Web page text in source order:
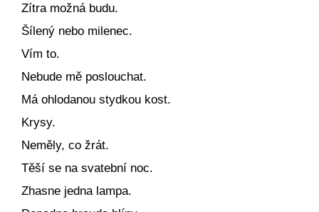
Zítra možná budu.
Šílený nebo milenec.
Vím to.
Nebude mě poslouchat.
Má ohlodanou stydkou kost.
Krysy.
Neměly, co žrát.
Těší se na svatební noc.
Zhasne jedna lampa.